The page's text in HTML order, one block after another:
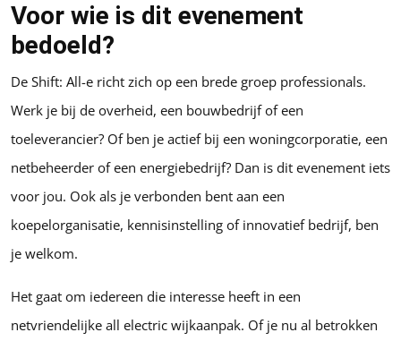
Voor wie is dit evenement
bedoeld?
De Shift: All-e richt zich op een brede groep professionals.
Werk je bij de overheid, een bouwbedrijf of een
toeleverancier? Of ben je actief bij een woningcorporatie, een
netbeheerder of een energiebedrijf? Dan is dit evenement iets
voor jou. Ook als je verbonden bent aan een
koepelorganisatie, kennisinstelling of innovatief bedrijf, ben
je welkom.
Het gaat om iedereen die interesse heeft in een
netvriendelijke all electric wijkaanpak. Of je nu al betrokken